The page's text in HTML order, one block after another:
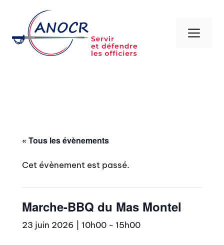
contenu
« Tous les évènements
Cet évènement est passé.
Marche-BBQ du Mas Montel
23 juin 2026 | 10h00 - 15h00